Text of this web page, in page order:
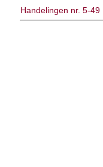
Handelingen nr. 5-49